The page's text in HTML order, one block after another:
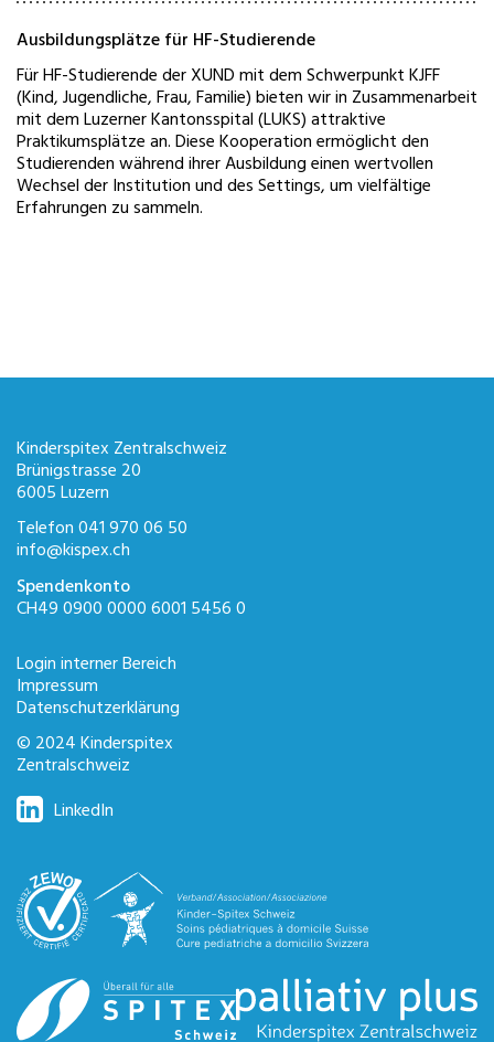
Ausbildungsplätze für HF-Studierende
Für HF-Studierende der XUND mit dem Schwerpunkt KJFF
(Kind, Jugendliche, Frau, Familie) bieten wir in Zusammenarbeit
mit dem Luzerner Kantonsspital (LUKS) attraktive
Praktikumsplätze an. Diese Kooperation ermöglicht den
Studierenden während ihrer Ausbildung einen wertvollen
Wechsel der Institution und des Settings, um vielfältige
Erfahrungen zu sammeln.
Kinderspitex Zentralschweiz
Brünigstrasse 20
6005 Luzern
Telefon041 970 06 50
info@kispex.ch
Spendenkonto
CH49 0900 0000 6001 5456 0
Login interner Bereich
Impressum
Datenschutzerklärung
© 2024 Kinderspitex
Zentralschweiz
LinkedIn